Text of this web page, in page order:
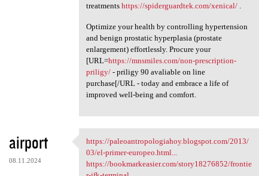
treatments https://spiderguardtek.com/xenical/.
Optimize your health by controlling hypertension
and benign prostatic hyperplasia (prostate
enlargement) effortlessly. Procure your
[URL=https://mnsmiles.com/non-prescription-
priligy/- priligy 90 avaliable on line
purchase[/URL - today and embrace a life of
improved well-being and comfort.
airport
08.11.2024
https://paleoantropologiahoy
https://paleoantropologiahoy.blogspot.com/2013/
03/el-primer-europeo.html...
https://bookmarkeasier.com/story18276852/frontie